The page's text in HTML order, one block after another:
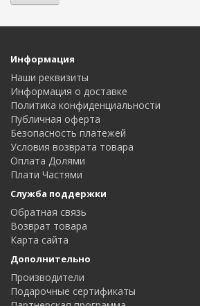
Информация
Наши реквизиты
Информация о доставке
Политика конфиденциальности
Публичная оферта
Безопасность платежей
Условия возврата товара
Оплата Долями
Плати Частями
Служба поддержки
Обратная связь
Возврат товара
Карта сайта
Дополнительно
Производители
Подарочные сертификаты